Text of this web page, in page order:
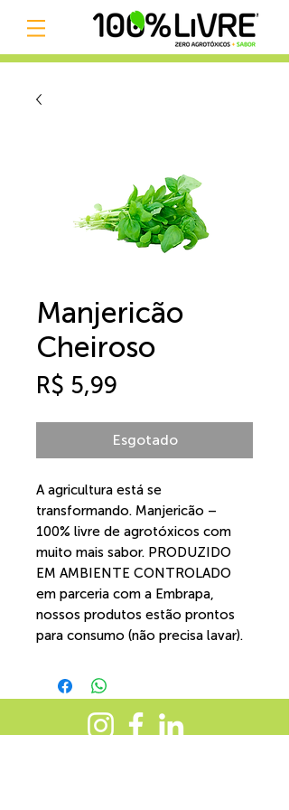
Manjericão
Cheiroso
R$ 5,99
Esgotado
A agricultura está se
transformando. Manjericão –
100% livre de agrotóxicos com
muito mais sabor. PRODUZIDO
EM AMBIENTE CONTROLADO
em parceria com a Embrapa,
nossos produtos estão prontos
para consumo (não precisa lavar).